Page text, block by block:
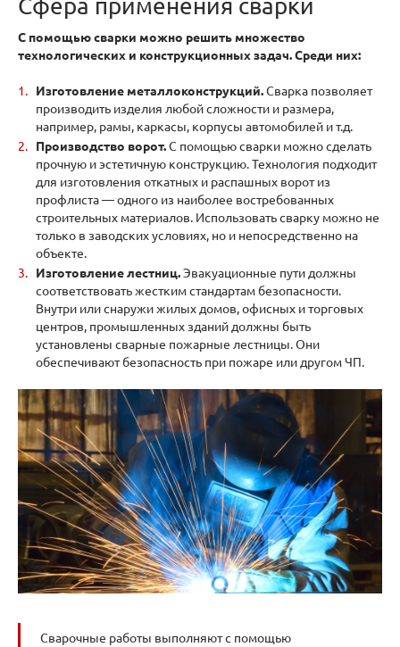
Сфера применения сварки
С помощью сварки можно решить множество
технологических и конструкционных задач. Среди них:
Изготовление металлоконструкций.Сварка позволяет
производить изделия любой сложности и размера,
например, рамы, каркасы, корпусы автомобилей и т.д.
Производство ворот.С помощью сварки можно сделать
прочную и эстетичную конструкцию. Технология подходит
для изготовления откатных и распашных ворот из
профлиста — одного из наиболее востребованных
строительных материалов. Использовать сварку можно не
только в заводских условиях, но и непосредственно на
объекте.
Изготовление лестниц.Эвакуационные пути должны
соответствовать жестким стандартам безопасности.
Внутри или снаружи жилых домов, офисных и торговых
центров, промышленных зданий должны быть
установлены сварные пожарные лестницы. Они
обеспечивают безопасность при пожаре или другом ЧП.
Сварочные работы выполняют с помощью